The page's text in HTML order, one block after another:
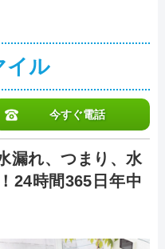
なし 宝塚市口谷東3丁目
なし
なし
宝塚市山本丸橋3丁
番地の1 リ－ブエ
宝塚306
なし
宝塚市安倉北1丁目
号
号203
イル
今すぐ電話
漏れ、つまり、水
24時間365日年中